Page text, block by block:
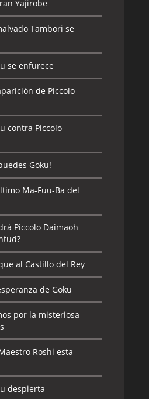
Yajirobe
Tambori se
se enfurece
de Piccolo
contra Piccolo
Goku!
Ma-Fuu-Ba del
Piccolo Daimaoh
al Castillo del Rey
de Goku
por la misteriosa
Roshi esta
despierta